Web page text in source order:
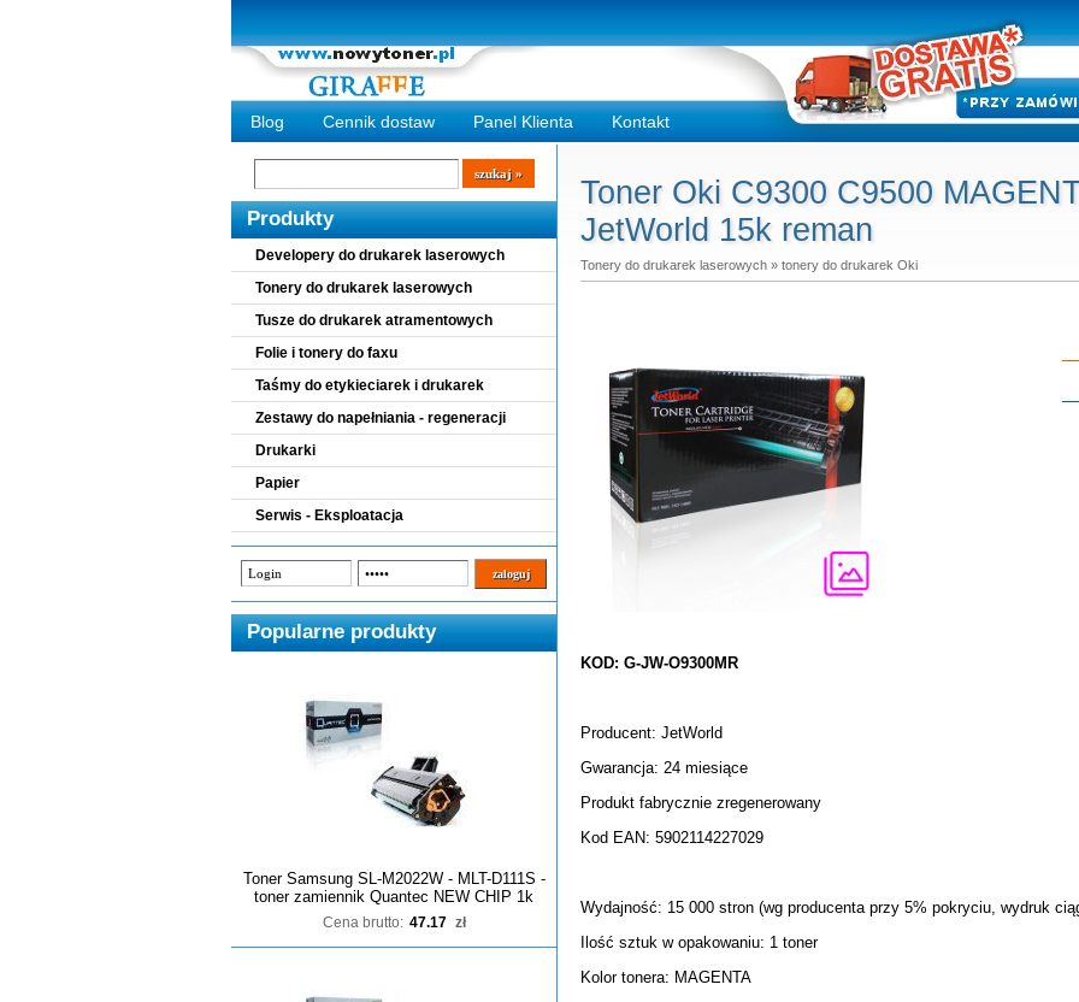
Blog Cennik dostaw Panel Klienta Kontakt
Wyszukiwarka
szukaj
Produkty
Developery do drukarek laserowych
Tonery do drukarek laserowych
Tusze do drukarek atramentowych
Folie i tonery do faxu
Taśmy do etykieciarek i drukarek
Zestawy do napełniania - regeneracji
Drukarki
Papier
Serwis - Eksploatacja
Popularne produkty
Toner Samsung SL-M2022W - MLT-D111S -
toner zamiennik Quantec NEW CHIP 1k
Cena brutto: 47.17 zł
Toner Oki C9300 C9500
JetWorld 15k reman
Tonery do drukarek laserowych » tonery do drukarek Oki
KOD: G-JW-O9300MR
Producent: JetWorld
Gwarancja: 24 miesiące
Produkt fabrycznie zregenerowany
Kod EAN: 5902114227029
Wydajność: 15 000 stron (wg producenta przy 5% pokryciu, wydruk
Ilość sztuk w opakowaniu: 1 toner
Kolor tonera: MAGENTA